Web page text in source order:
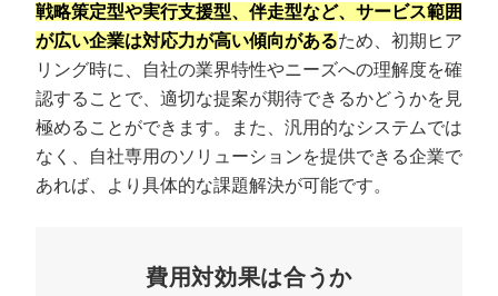
戦略策定型や実行支援型、伴走型など、サービス範囲
が広い企業は対応力が高い傾向があるため、初期ヒア
リング時に、自社の業界特性やニーズへの理解度を確
認することで、適切な提案が期待できるかどうかを見
極めることができます。また、汎用的なシステムでは
なく、自社専用のソリューションを提供できる企業で
あれば、より具体的な課題解決が可能です。
費用対効果は合うか